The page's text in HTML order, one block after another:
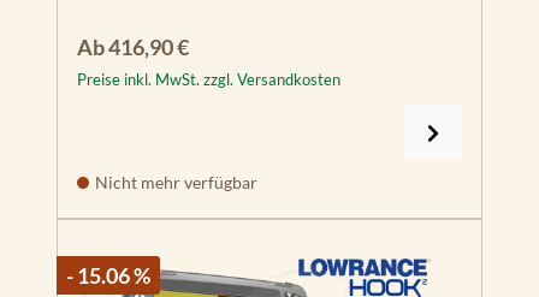
Regulärer Preis:
Ab416,90 €
Preise inkl. MwSt. zzgl. Versandkosten
Nicht mehr verfügbar
- 15.06 %